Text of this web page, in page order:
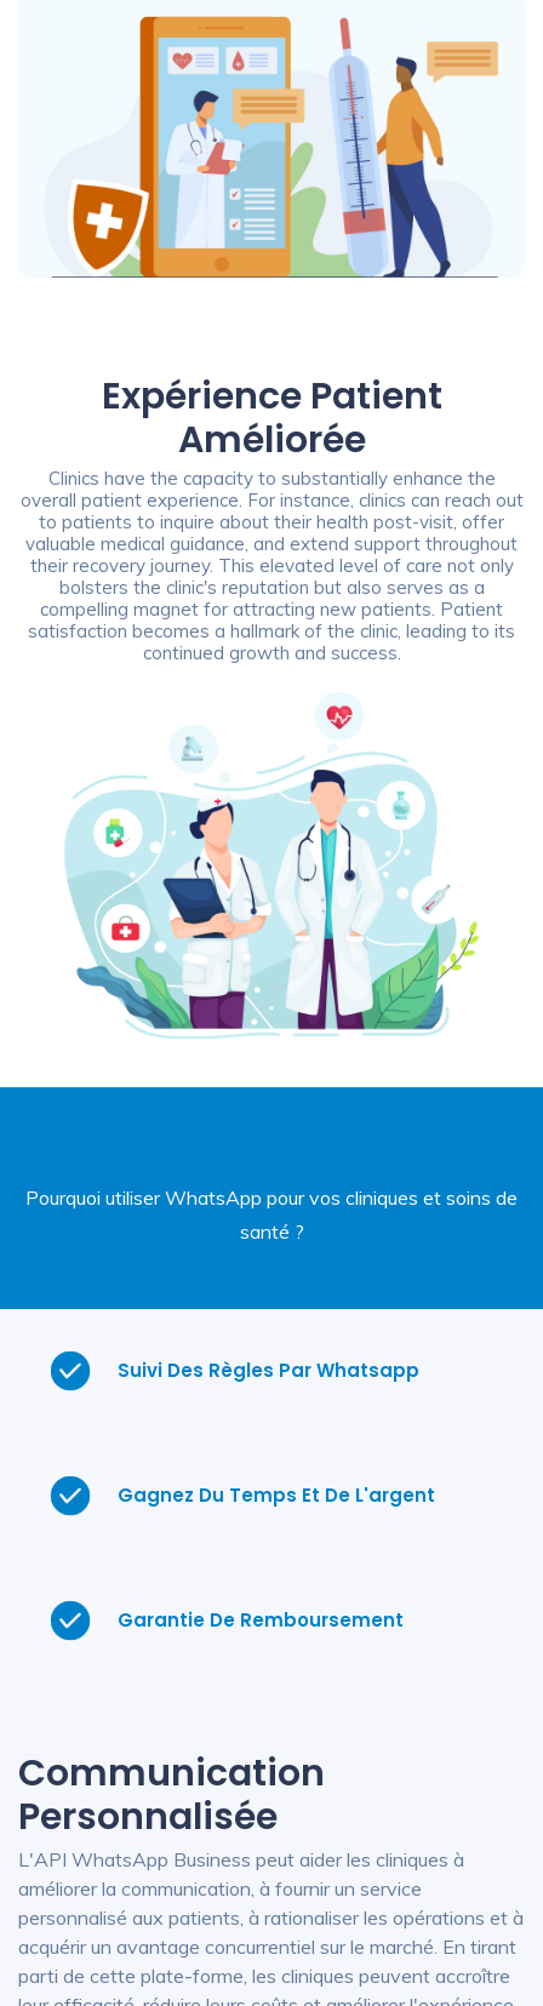
Expérience Patient
Améliorée
Clinics have the capacity to substantially enhance the
overall patient experience. For instance, clinics can reach out
to patients to inquire about their health post-visit, offer
valuable medical guidance, and extend support throughout
their recovery journey. This elevated level of care not only
bolsters the clinic's reputation but also serves as a
compelling magnet for attracting new patients. Patient
satisfaction becomes a hallmark of the clinic, leading to its
continued growth and success.
Pourquoi utiliser WhatsApp pour vos cliniques et soins de
santé ?
Suivi Des Règles Par Whatsapp
Gagnez Du Temps Et De L'argent
Garantie De Remboursement
Communication
Personnalisée
L'API WhatsApp Business peut aider les cliniques à
améliorer la communication, à fournir un service
personnalisé aux patients, à rationaliser les opérations et à
acquérir un avantage concurrentiel sur le marché. En tirant
parti de cette plate-forme, les cliniques peuvent accroître